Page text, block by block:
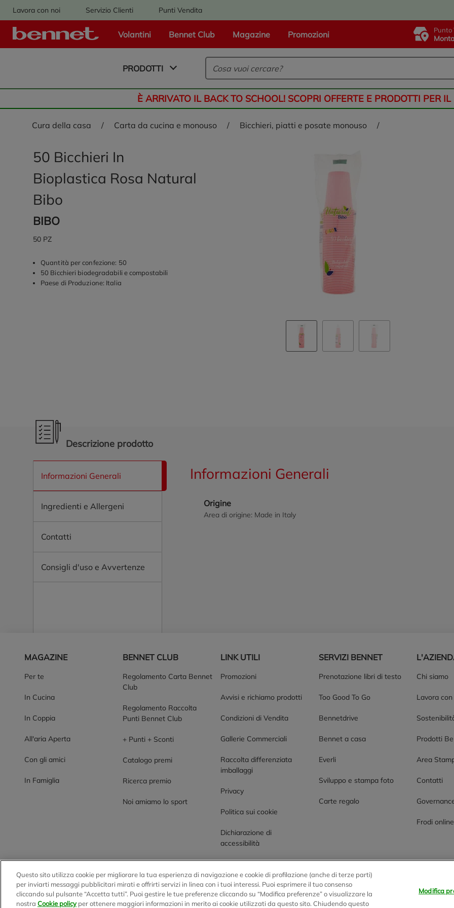
Lavora con noi Servizio Clienti Punti Vendita
Volantini Bennet Club Magazine Promozioni Punto
Logo Bennet - Torna alla homepage
PRODOTTI
È ARRIVATO IL BACK TO SCHOOL! SCOPRI OFFERTE E PRODOTTI PER
cura della casa / carta da cucina e monouso / bicchieri, piatti e posate monouso /
50 Bicchieri In
Bioplastica Rosa Natural
Bibo
BIBO
50 PZ
Quantità per confezione: 50
50 Bicchieri biodegradabili e compostabili
Paese di Produzione: Italia
Descrizione prodotto
Informazioni Generali
Ingredienti e Allergeni
Contatti
Consigli d'uso e Avvertenze
Informazioni Generali
Origine
Area di origine: Made in Italy
MAGAZINE
Per te
In Cucina
In Coppia
All'aria Aperta
Con gli amici
In Famiglia
BENNET CLUB
Regolamento Carta Bennet
Club
Regolamento Raccolta
Punti Bennet Club
+ Punti + Sconti
Catalogo premi
Ricerca premio
Noi amiamo lo sport
LINK UTILI
Promozioni
Avvisi e richiamo prodotti
Condizioni di Vendita
Gallerie Commerciali
Raccolta differenziata
imballaggi
Privacy
Politica sui cookie
Dichiarazione di
accessibilità
SERVIZI BENNET
Prenotazione libri di testo
Too Good To Go
Bennetdrive
Bennet a casa
Everli
Sviluppo e stampa foto
Carte regalo
Chi siamo
Lavora
Prodotti
Area
Contatti
Frodi online
BENNET S.p.A.
Sede Amministrativa e Commerciale: Via Enzo Ratti, 2 - 22070 Montano Lucino (CO)
Questo sito utilizza cookie per migliorare la tua esperienza di navigazione e cookie di profilazione (anche di terze parti)
per inviarti messaggi pubblicitari mirati e offrirti servizi in linea con i tuoi interessi. Puoi esprimere il tuo consenso
cliccando sul pulsante “Accetta tutti”. Puoi gestire le tue preferenze cliccando su “Modifica preferenze” o visualizzare la
nostra Cookie policyper ottenere maggiori informazioni in merito ai cookie utilizzati da questo sito. Chiudendo questo
Modifica